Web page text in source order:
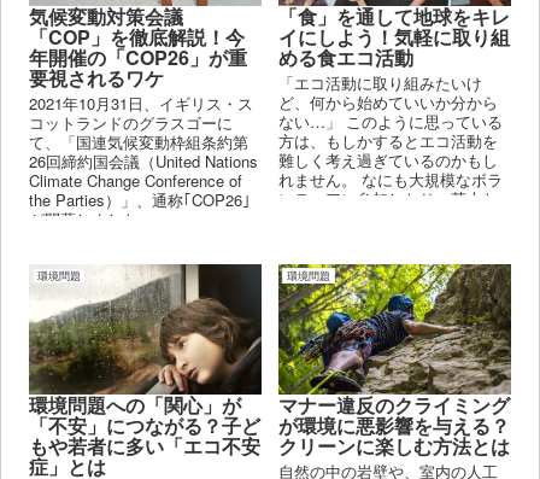
気候変動対策会議
「COP」を徹底解説！今
年開催の「COP26」が重
要視されるワケ
2021年10月31日、イギリス・ス
コットランドのグラスゴーに
て、「国連気候変動枠組条約第
26回締約国会議（United Nations
Climate Change Conference of
the Parties）」、通称｢COP26｣
が開幕しました。
「食」を通して地球をキレ
イにしよう！気軽に取り組
める食エコ活動
「エコ活動に取り組みたいけ
ど、何から始めていいか分から
ない…」 このように思っている
方は、もしかするとエコ活動を
難しく考え過ぎているのかもし
れません。 なにも大規模なボラ
ンティアに参加したり、莫大な
地球環境の改善に貢献すること
は十分に可能です。
環境問題
環境問題への「関心」が
「不安」につながる？子ど
もや若者に多い「エコ不安
症」とは
環境問題
マナー違反のクライミング
が環境に悪影響を与える？
クリーンに楽しむ方法とは
自然の中の岩壁や、室内の人工